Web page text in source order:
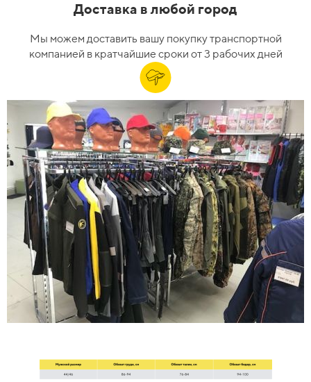
Доставка в любой город
Мы можем доставить вашу покупку транспортной
компанией в кратчайшие сроки от 3 рабочих дней